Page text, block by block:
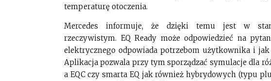
temperaturę otoczenia.
Mercedes informuje, że dzięki temu jest w
rzeczywistym. EQ Ready może odpowiedzieć na
elektrycznego odpowiada potrzebom użytkownika i jak
Aplikacja pozwala przy tym sporządzać symulacje dla
a EQC czy smarta EQ jak również hybrydowych (typu